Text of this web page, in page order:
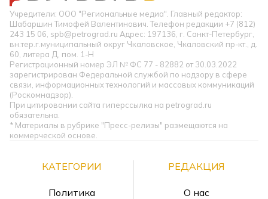
Учредители: ООО "Региональные медиа". Главный редактор:
Шабаршин Тимофей Валентинович. Телефон редакции +7 (812)
243 15 06, spb@petrograd.ru Адрес: 197136, г. Санкт-Петербург,
вн.тер.г.муниципальный округ Чкаловское, Чкаловский пр-кт., д.
60, литера Д, пом. 1-Н
Регистрационный номер ЭЛ № ФС 77 - 82882 от 30.03.2022
зарегистрирован Федеральной службой по надзору в сфере
связи, информационных технологий и массовых коммуникаций
(Роскомнадзор).
При цитировании сайта гиперссылка на petrograd.ru
обязательна.
* Материалы в рубрике "Пресс-релизы" размещаются на
коммерческой основе.
КАТЕГОРИИ
Политика
РЕДАКЦИЯ
О нас